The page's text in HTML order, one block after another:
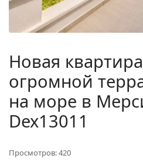
Новая
огромной
на море в
Dex13011
Просмотров: 420